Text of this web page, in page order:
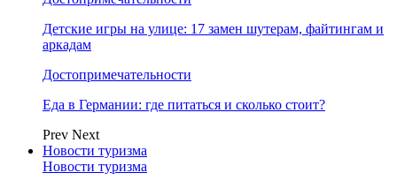
Детские игры на улице: 17 замен шутерам, файтингам и
аркадам
Достопримечательности
Еда в Германии: где питаться и сколько стоит?
Prev Next
Новости туризма
Новости туризма